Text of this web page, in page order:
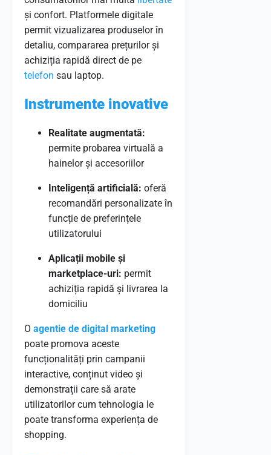
și confort. Platformele digitale
permit vizualizarea produselor în
detaliu, compararea prețurilor și
achiziția rapidă direct de pe
telefon sau laptop.
Instrumente inovative
Realitate augmentată:
permite probarea virtuală a
hainelor și accesoriilor
Inteligență artificială: oferă
recomandări personalizate în
funcție de preferințele
utilizatorului
Aplicații mobile și
marketplace-uri: permit
achiziția rapidă și livrarea la
domiciliu
O agentie de digital marketing
poate promova aceste
funcționalități prin campanii
interactive, conținut video și
demonstrații care să arate
utilizatorilor cum tehnologia le
poate transforma experiența de
shopping.